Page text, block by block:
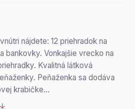
nájdete: 12 priehradok na
bankovky. Vonkajšie vrecko na
Kvalitná látková
Peňaženka sa dodáva
krabičke…